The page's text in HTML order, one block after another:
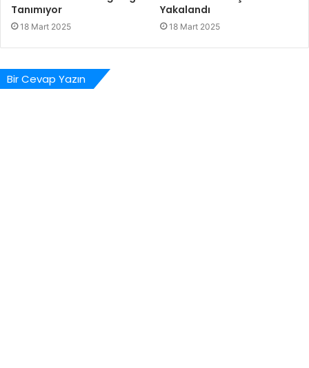
Tanımıyor
18 Mart 2025
Yakalandı
18 Mart 2025
Bir Cevap Yazın